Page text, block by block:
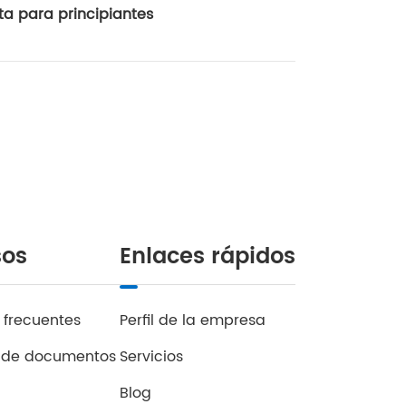
para principiantes
documentos
Enlaces rápidos
Perfil de la empresa
Servicios
Blog